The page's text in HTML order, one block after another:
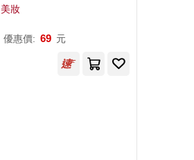
美妝
優惠價: 69 元